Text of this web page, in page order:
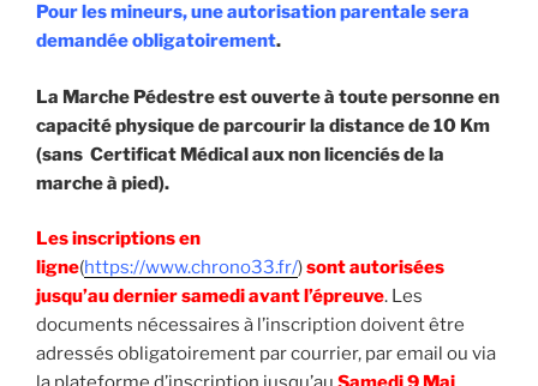
Pour les mineurs, une autorisation parentale sera
demandée obligatoirement.
La Marche Pédestre est ouverte à toute personne en
capacité physique de parcourir la distance de 10 Km
(sans Certificat Médical aux non licenciés de la
marche à pied).
Les inscriptions en
ligne(https://www.chrono33.fr/)sont autorisées
jusqu’au dernier samedi avant l’épreuve. Les
documents nécessaires à l’inscription doivent être
adressés obligatoirement par courrier, par email ou via